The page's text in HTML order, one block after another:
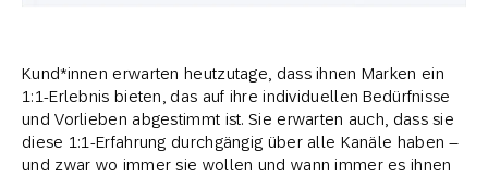
Kund*innen erwarten heutzutage, dass ihnen Marken ein
1:1-Erlebnis bieten, das auf ihre individuellen Bedürfnisse
und Vorlieben abgestimmt ist. Sie erwarten auch, dass sie
diese 1:1-Erfahrung durchgängig über alle Kanäle haben –
und zwar wo immer sie wollen und wann immer es ihnen